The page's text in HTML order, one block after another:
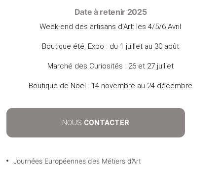
Date à retenir 2025
Week-end des artisans d’Art: les 4/5/6 Avril
Boutique été, Expo : du 1 juillet au 30 août
Marché des Curiosités : 26 et 27 juillet
Boutique de Noël : 14 novembre au 24 décembre
NOUS CONTACTER
Journées Européennes des Métiers d’Art